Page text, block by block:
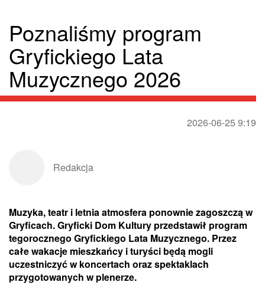
Poznaliśmy program
Gryfickiego Lata
Muzycznego 2026
2026-06-25 9:19
Redakcja
Muzyka, teatr i letnia atmosfera ponownie zagoszczą w
Gryficach. Gryficki Dom Kultury przedstawił program
tegorocznego Gryfickiego Lata Muzycznego. Przez
całe wakacje mieszkańcy i turyści będą mogli
uczestniczyć w koncertach oraz spektaklach
przygotowanych w plenerze.